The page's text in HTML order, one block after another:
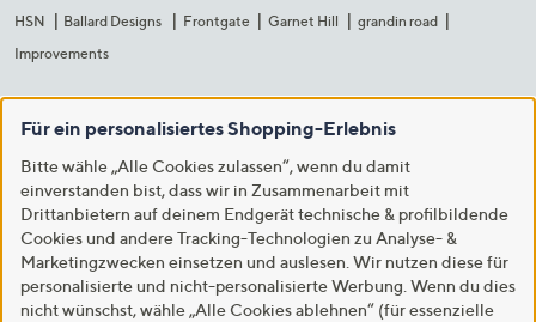
HSN
Ballard Designs Frontgate Garnet Hill
grandin road
Improvements
Für ein personalisiertes Shopping-Erlebnis
Bitte wähle „Alle Cookies zulassen“, wenn du damit
einverstanden bist, dass wir in Zusammenarbeit mit
Drittanbietern auf deinem Endgerät technische & profilbildende
Cookies und andere Tracking-Technologien zu Analyse- &
Marketingzwecken einsetzen und auslesen. Wir nutzen diese für
personalisierte und nicht-personalisierte Werbung. Wenn du dies
nicht wünschst, wähle „Alle Cookies ablehnen“ (für essenzielle